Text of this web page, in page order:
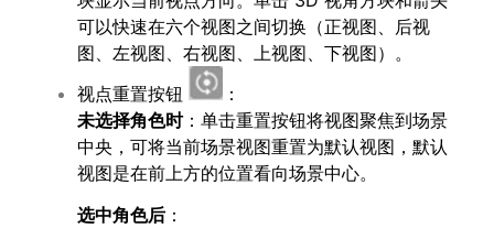
可以快速在六个视图之间切换（正视图、后视
图、左视图、右视图、上视图、下视图）。
视点重置按钮
：
未选择角色时：单击重置按钮将视图聚焦到场景
中央，可将当前场景视图重置为默认视图，默认
视图是在前上方的位置看向场景中心。
选中角色后 ：